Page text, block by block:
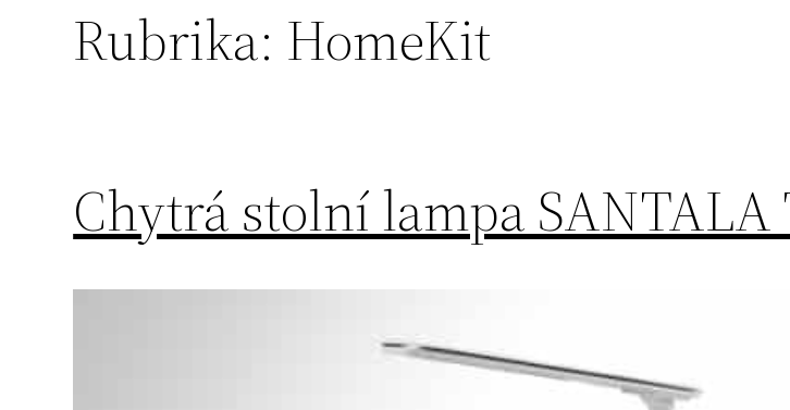
Rubrika: HomeKit
Chytrá stolní lampa SANTALA